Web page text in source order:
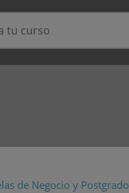
de Negocio y Postgrado